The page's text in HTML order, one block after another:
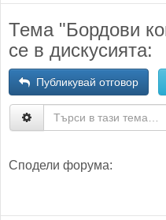
Тема "Бордови
се в дискусията:
Публикувай отговор
Сподели форума: